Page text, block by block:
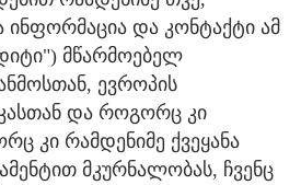
ინფორმაცია და კონტაქტი ამ
მწარმოებელ
ევროპის
და როგორც კი
კი რამდენიმე ქვეყანა
მკურნალობას, ჩვენც